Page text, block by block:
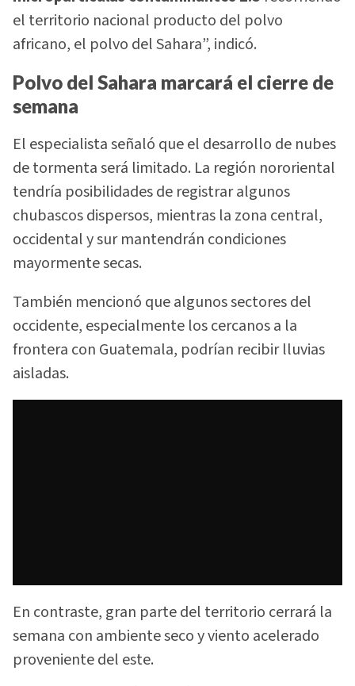
el territorio nacional producto del polvo
africano, el polvo del Sahara”, indicó.
Polvo del Sahara marcará el cierre de
semana
El especialista señaló que el desarrollo de nubes
de tormenta será limitado. La región nororiental
tendría posibilidades de registrar algunos
chubascos dispersos, mientras la zona central,
occidental y sur mantendrán condiciones
mayormente secas.
También mencionó que algunos sectores del
occidente, especialmente los cercanos a la
frontera con Guatemala, podrían recibir lluvias
aisladas.
En contraste, gran parte del territorio cerrará la
semana con ambiente seco y viento acelerado
proveniente del este.